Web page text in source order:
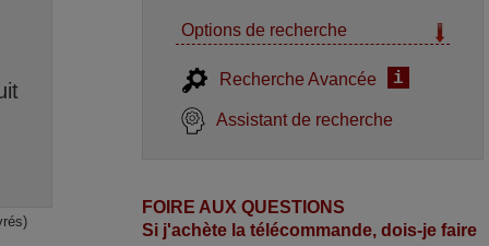
Options de recherche
Recherche Avancée i
Assistant de recherche
FOIRE AUX QUESTIONS
Si j'achète la télécommande, dois-je faire